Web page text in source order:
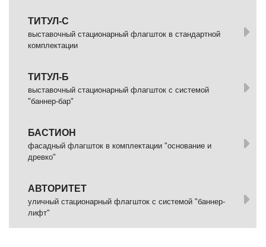
ТИТУЛ-С
выставочный стационарный флагшток в стандартной
комплектации
ТИТУЛ-Б
выставочный стационарный флагшток с системой
"баннер-бар"
БАСТИОН
фасадный флагшток в комплектации "основание и
древко"
АВТОРИТЕТ
уличный стационарный флагшток с системой "баннер-
лифт"